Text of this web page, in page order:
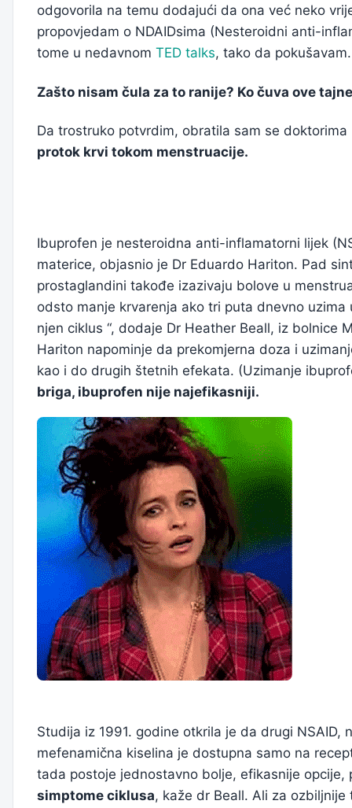
odgovorila na temu dodajući da ona već neko
propovjedam o NDAIDsima (Nesteroidni anti-
tome u nedavnom TED talks, tako da
Zašto nisam čula za to ranije? Ko čuva ove
Da ​​trostruko potvrdim, obratila sam se
protok krvi tokom menstruacije.
Ibuprofen je nesteroidna anti-inflamatorni lijek
materice, objasnio je Dr Eduardo Hariton. Pad
prostaglandini takođe izazivaju bolove u
odsto manje krvarenja ako tri puta dnevno
njen ciklus “, dodaje Dr Heather Beall, iz bolnice
Hariton napominje da prekomjerna doza i
kao i do drugih štetnih efekata. (Uzimanje
briga, ibuprofen nije najefikasniji.
Studija iz 1991. godine otkrila je da drugi
mefenamična kiselina je dostupna samo na
tada postoje jednostavno bolje, efikasnije
simptome ciklusa, kaže dr Beall. Ali za